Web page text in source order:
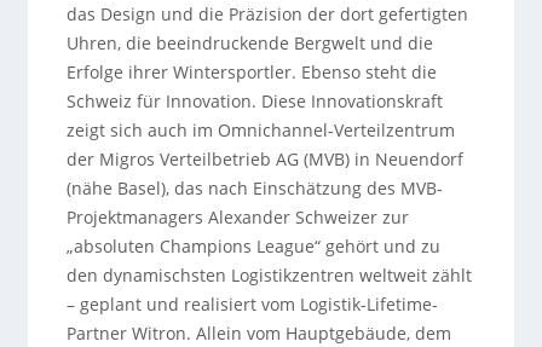
das Design und die Präzision der dort gefertigten
Uhren, die beeindruckende Bergwelt und die
Erfolge ihrer Wintersportler. Ebenso steht die
Schweiz für Innovation. Diese Innovationskraft
zeigt sich auch im Omnichannel-Verteilzentrum
der Migros Verteilbetrieb AG (MVB) in Neuendorf
(nähe Basel), das nach Einschätzung des MVB-
Projektmanagers Alexander Schweizer zur
„absoluten Champions League“ gehört und zu
den dynamischsten Logistikzentren weltweit zählt
– geplant und realisiert vom Logistik-Lifetime-
Partner Witron. Allein vom Hauptgebäude, dem